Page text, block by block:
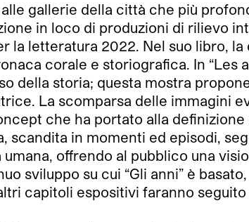
gallerie della città che più
in loco di produzioni di rilievo
la letteratura 2022. Nel suo libro,
corale e storiografica. In “Les
della storia; questa mostra
La scomparsa delle immagini
che ha portato alla definizione
in momenti ed episodi,
offrendo al pubblico una
sviluppo su cui “Gli anni” è
capitoli espositivi faranno seguito